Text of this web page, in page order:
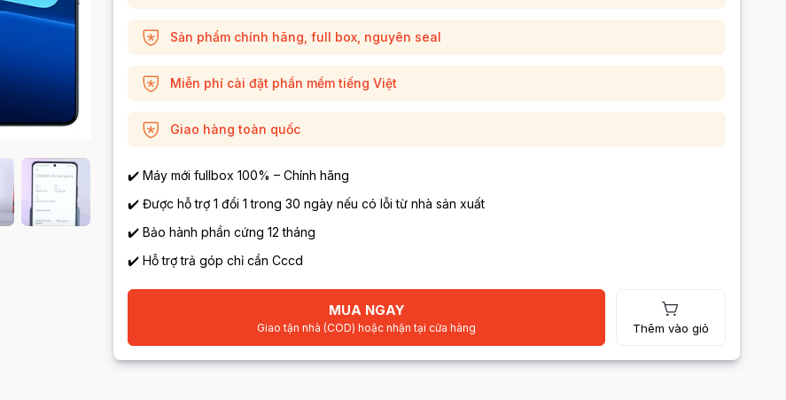
Sản phẩm chính hãng, full box, nguyên seal
Miễn phí cài đặt phần mềm tiếng Việt
Giao hàng toàn quốc
✔️ Máy mới fullbox 100% – Chính hãng
✔️ Được hỗ trợ 1 đổi 1 trong 30 ngày nếu có lỗi từ nhà sản xuất
✔️ Bảo hành phần cứng 12 tháng
✔️ Hỗ trợ trả góp chỉ cần Cccd
MUA NGAY
Giao tận nhà (COD) hoặc nhận tại cửa hàng Thêm vào giỏ